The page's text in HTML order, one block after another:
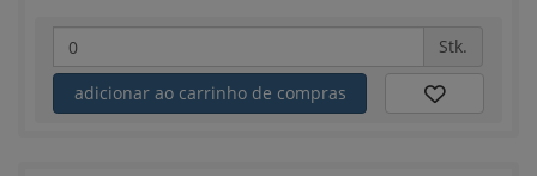
Stk.
adicionar ao carrinho de compras